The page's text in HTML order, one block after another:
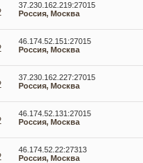
37.230.162.219:27015
Россия, Москва
46.174.52.151:27015
Россия, Москва
37.230.162.227:27015
Россия, Москва
46.174.52.131:27015
Россия, Москва
46.174.52.22:27313
Россия, Москва